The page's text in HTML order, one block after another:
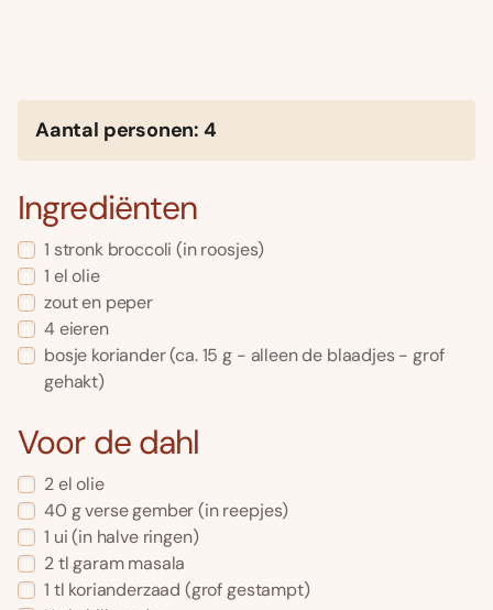
Aantal personen: 4
Ingrediënten
1 stronk broccoli (in roosjes)
1 el olie
zout en peper
4 eieren
bosje koriander (ca. 15 g - alleen de blaadjes - grof
gehakt)
Voor de dahl
2 el olie
40 g verse gember (in reepjes)
1 ui (in halve ringen)
2 tl garam masala
1 tl korianderzaad (grof gestampt)